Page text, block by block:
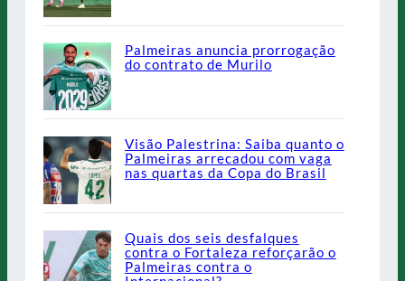
Palmeiras anuncia prorrogação
do contrato de Murilo
Visão Palestrina: Saiba quanto o
Palmeiras arrecadou com vaga
nas quartas da Copa do Brasil
Quais dos seis desfalques
contra o Fortaleza reforçarão o
Palmeiras contra o